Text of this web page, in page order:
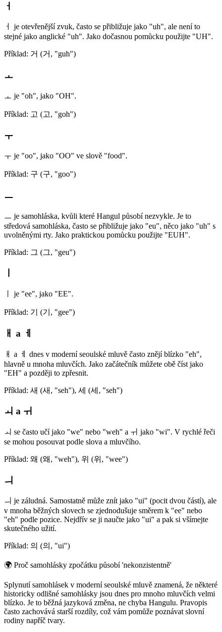
ㅓ
ㅓ je otevřenější zvuk, často se přibližuje jako "uh", ale není to
stejné jako anglické "uh". Jako dočasnou pomůcku použijte "UH".
Příklad: 거 (거, "guh")
ㅗ
ㅗ je "oh", jako "OH".
Příklad: 고 (고, "goh")
ㅜ
ㅜ je "oo", jako "OO" ve slově "food".
Příklad: 구 (구, "goo")
ㅡ
ㅡ je samohláska, kvůli které Hangul působí nezvykle. Je to
středová samohláska, často se přibližuje jako "eu", něco jako "uh" s
uvolněnými rty. Jako praktickou pomůcku použijte "EUH".
Příklad: 그 (그, "geu")
ㅣ je "ee", jako "EE".
Příklad: 기 (기, "gee")
ㅐ a ㅔ
ㅐ a ㅔ dnes v moderní seoulské mluvě často znějí blízko "eh",
hlavně u mnoha mluvčích. Jako začátečník můžete obě číst jako
"EH" a později to zpřesnit.
Příklad: 새 (새, "seh"), 세 (세, "seh")
ㅚ a ㅟ
ㅚ se často učí jako "we" nebo "weh" a ㅟ jako "wi". V rychlé řeči
se mohou posouvat podle slova a mluvčího.
Příklad: 왜 (왜, "weh"), 위 (위, "wee")
ㅢ
ㅢ je záludná. Samostatně může znít jako "ui" (pocit dvou částí), ale
v mnoha běžných slovech se zjednodušuje směrem k "ee" nebo
"eh" podle pozice. Nejdřív se ji naučte jako "ui" a pak si všímejte
skutečného užití.
Příklad: 의 (의, "ui")
🌍 Proč samohlásky zpočátku působí 'nekonzistentně'
Splynutí samohlásek v moderní seoulské mluvě znamená, že některé
historicky odlišné samohlásky jsou dnes pro mnoho mluvčích velmi
blízko. Je to běžná jazyková změna, ne chyba Hangulu. Pravopis
často zachovává starší rozdíly, což vám pomůže poznávat slovní
rodiny napříč tvary.